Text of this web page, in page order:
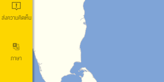
ส่งความคิดเห็น
ภาษา